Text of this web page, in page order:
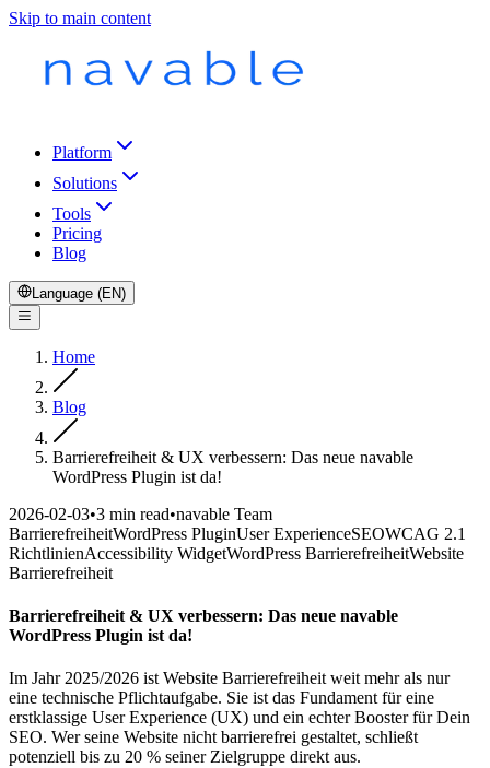
Skip to main content
Platform
Solutions
Tools
Pricing
Blog
Language (EN)
Home
Blog
Barrierefreiheit & UX verbessern: Das neue navable
WordPress Plugin ist da!
2026-02-03•3 min read•navable Team
BarrierefreiheitWordPress PluginUser ExperienceSEOWCAG 2.1
RichtlinienAccessibility WidgetWordPress BarrierefreiheitWebsite
Barrierefreiheit
Barrierefreiheit & UX verbessern: Das neue navable
WordPress Plugin ist da!
Im Jahr 2025/2026 ist Website Barrierefreiheit weit mehr als nur
eine technische Pflichtaufgabe. Sie ist das Fundament für eine
erstklassige User Experience (UX) und ein echter Booster für Dein
SEO. Wer seine Website nicht barrierefrei gestaltet, schließt
potenziell bis zu 20 % seiner Zielgruppe direkt aus.